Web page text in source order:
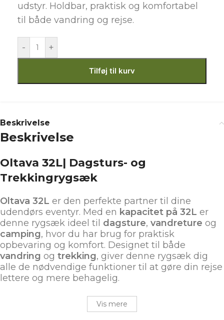
udstyr. Holdbar, praktisk og komfortabel
til både vandring og rejse.
- +
Tilføj til kurv
Beskrivelse
Beskrivelse
Oltava 32L| Dagsturs- og
Trekkingrygsæk
Oltava 32L er den perfekte partner til dine
udendørs eventyr. Med en kapacitet på 32L er
denne rygsæk ideel til dagsture, vandreture og
camping, hvor du har brug for praktisk
opbevaring og komfort. Designet til både
vandring og trekking, giver denne rygsæk dig
alle de nødvendige funktioner til at gøre din rejse
lettere og mere behagelig.
Vis mere